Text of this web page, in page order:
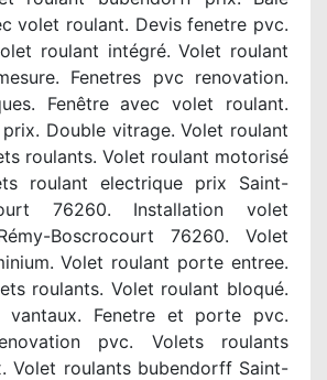
volet roulant. Devis fenetre pvc.
roulant intégré. Volet roulant
Fenetres pvc renovation.
Fenêtre avec volet roulant.
Double vitrage. Volet roulant
roulants. Volet roulant motorisé
roulant electrique prix Saint-
76260. Installation volet
Boscrocourt 76260. Volet
Volet roulant porte entree.
roulants. Volet roulant bloqué.
vantaux. Fenetre et porte pvc.
pvc. Volets roulants
Volet roulants bubendorff Saint-